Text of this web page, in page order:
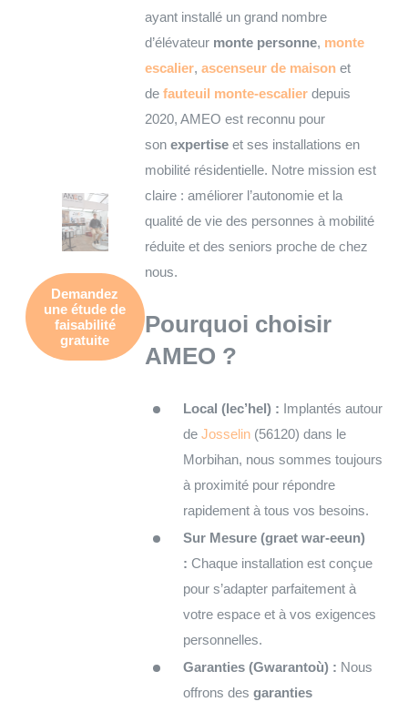
Demandez
uneétude de
faisabilité
gratuite
ayant installé un grand nombre
d’élévateur monte personne, monte
escalier, ascenseur de maisonet
de fauteuil monte-escalierdepuis
2020, AMEO est reconnu pour
son expertiseet ses installations en
mobilité résidentielle. Notre mission est
claire : améliorer l’autonomie et la
qualité de vie des personnes à mobilité
réduite et des seniors proche de chez
nous.
Pourquoi choisir
AMEO ?
Local (lec’hel) : Implantés autour
de Josselin(56120) dans le
Morbihan, nous sommes toujours
à proximité pour répondre
rapidement à tous vos besoins.
Sur Mesure (graet war-eeun)
: Chaque installation est conçue
pour s’adapter parfaitement à
votre espace et à vos exigences
personnelles.
Garanties (Gwarantoù) : Nous
offrons des garanties